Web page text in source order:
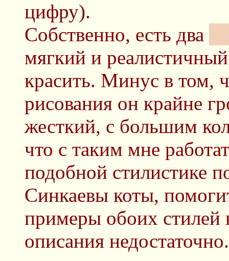
цифру).
Собственно, есть два
мягкий и
красить. Минус в том,
рисования он крайне
жесткий, с большим
что с таким мне
подобной стилистике
Синкаевы коты,
примеры обоих стилей
описания недостаточно.